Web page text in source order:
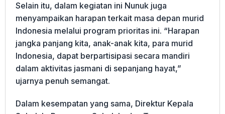
Selain itu, dalam kegiatan ini Nunuk juga
menyampaikan harapan terkait masa depan murid
Indonesia melalui program prioritas ini. “Harapan
jangka panjang kita, anak-anak kita, para murid
Indonesia, dapat berpartisipasi secara mandiri
dalam aktivitas jasmani di sepanjang hayat,”
ujarnya penuh semangat.
Dalam kesempatan yang sama, Direktur Kepala